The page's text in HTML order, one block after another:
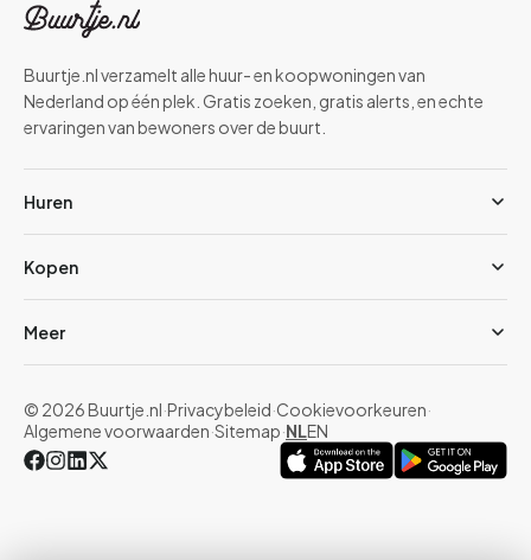
Buurtje.nl verzamelt alle huur- en koopwoningen van
Nederland op één plek. Gratis zoeken, gratis alerts, en echte
ervaringen van bewoners over de buurt.
Huren
Kopen
Meer
© 2026 Buurtje.nl·Privacybeleid·Cookievoorkeuren·
Algemene voorwaarden·Sitemap·NLEN